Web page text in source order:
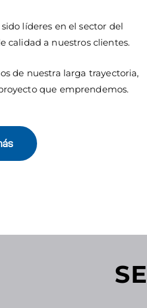
líderes en el sector del
calidad a nuestros clientes.
de nuestra larga trayectoria,
que emprendemos.